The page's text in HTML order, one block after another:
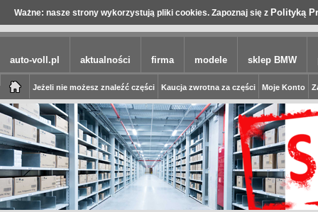
Ważne: nasze strony wykorzystują pliki cookies. Zapoznaj się z Polityką
auto-voll.pl aktualności firma modele sklep BMW
Jeżeli nie możesz znaleźć części Kaucja zwrotna za części Moje Konto